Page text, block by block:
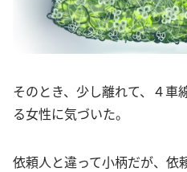
そのとき、少し離れて、４車
る女性に気づいた。
依頼人と違って小柄だが、依